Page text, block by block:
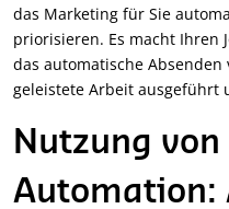
das Marketing für Sie
priorisieren. Es macht Ihren
das automatische
geleistete Arbeit ausgeführt
Nutzung
Automation: